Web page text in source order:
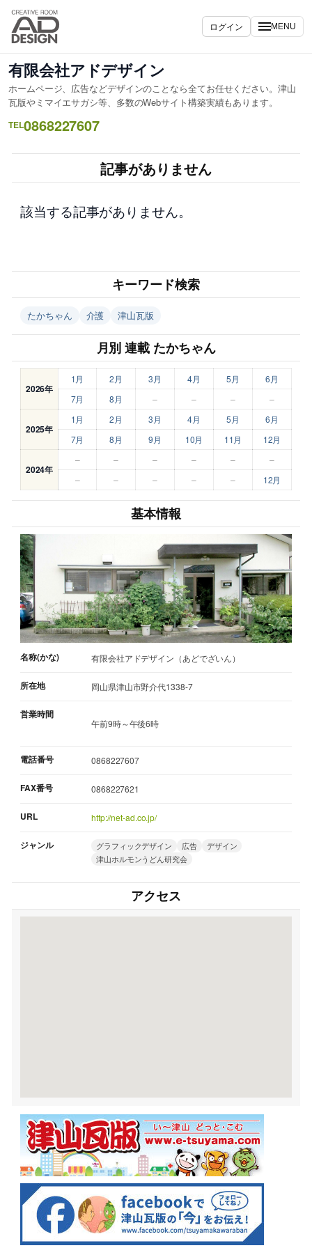
内
を
キ
ッ
プ
ログイン MENU
有限会社アドデザイン
ホームページ、広告などデザインのことなら全てお任せください。津山
瓦版やミマイエサガシ等、多数のWebサイト構築実績もあります。
TEL0868227607
記事がありません
該当する記事がありません。
キーワード検索
たかちゃん 介護 津山瓦版
月別 連載 たかちゃん
2026年
1月 2月 3月 4月 5月
6月
7月
8月 – – – –
2025年
1月 2月 3月 4月 5月
6月
7月
8月 9月 10月 11月 12月
2024年
– – – – –
–
–
– – – – 12月
基本情報
名称(かな) 有限会社アドデザイン（あどでざいん）
所在地 岡山県津山市野介代1338-7
営業時間
午前9時～午後6時
電話番号 0868227607
FAX番号 0868227621
URL http://net-ad.co.jp/
ジャンル グラフィックデザイン 広告
デザイン
津山ホルモンうどん研究会
アクセス